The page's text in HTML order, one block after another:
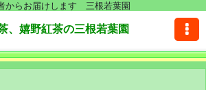
からお届けします 三根若葉園
、嬉野紅茶の三根若葉園